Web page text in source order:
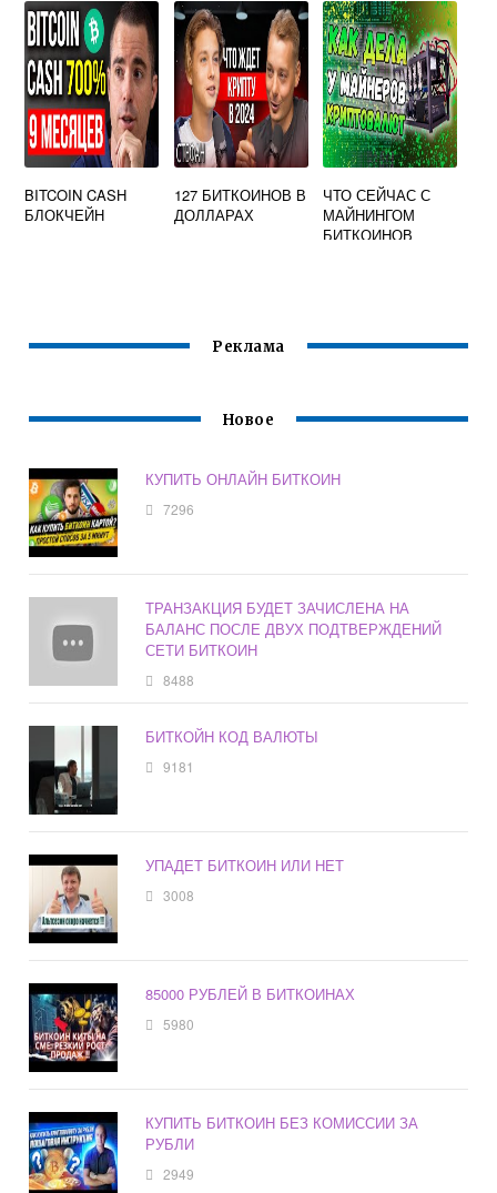
BITCOIN CASH
БЛОКЧЕЙН
127 БИТКОИНОВ В
ДОЛЛАРАХ
ЧТО СЕЙЧАС С
МАЙНИНГОМ
БИТКОИНОВ
Реклама
Новое
КУПИТЬ ОНЛАЙН БИТКОИН
7296
ТРАНЗАКЦИЯ БУДЕТ ЗАЧИСЛЕНА НА
БАЛАНС ПОСЛЕ ДВУХ ПОДТВЕРЖДЕНИЙ
СЕТИ БИТКОИН
8488
БИТКОЙН КОД ВАЛЮТЫ
9181
УПАДЕТ БИТКОИН ИЛИ НЕТ
3008
85000 РУБЛЕЙ В БИТКОИНАХ
5980
КУПИТЬ БИТКОИН БЕЗ КОМИССИИ ЗА
РУБЛИ
2949